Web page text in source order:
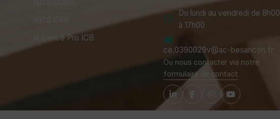
Licence Pro ICB
Du lundi au vendredi de 8h00
à 17h00
ce.0390029v@ac-besancon.fr
Ou nous contacter via notre
formulaire de contact